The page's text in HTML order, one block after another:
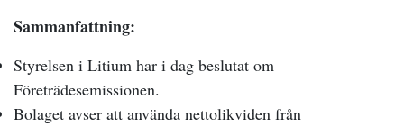
Sammanfattning:
Styrelsen i Litium har i dag beslutat om
Företrädesemissionen.
Bolaget avser att använda nettolikviden från